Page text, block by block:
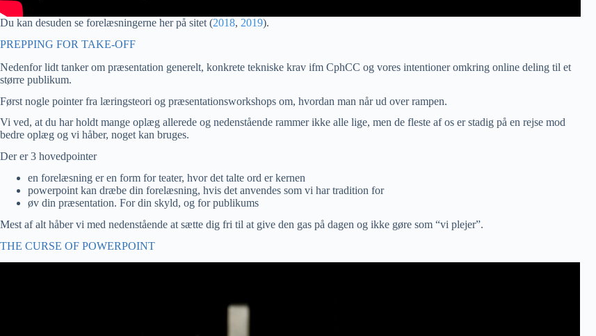
Du kan desuden se forelæsningerne her på sitet (2018, 2019).
PREPPING FOR TAKE-OFF
Nedenfor lidt tanker om præsentation generelt, konkrete tekniske krav ifm CphCC og vores intentioner omkring online deling til et
større publikum.
Først nogle pointer fra læringsteori og præsentationsworkshops om, hvordan man når ud over rampen.
Vi ved, at du har holdt mange oplæg allerede og nedenstående rammer ikke alle lige, men de fleste af os er stadig på en rejse mod
bedre oplæg og vi håber, noget kan bruges.
Der er 3 hovedpointer
en forelæsning er en form for teater, hvor det talte ord er kernen
powerpoint kan dræbe din forelæsning, hvis det anvendes som vi har tradition for
øv din præsentation. For din skyld, og for publikums
Mest af alt håber vi med nedenstående at sætte dig fri til at give den gas på dagen og ikke gøre som “vi plejer”.
THE CURSE OF POWERPOINT